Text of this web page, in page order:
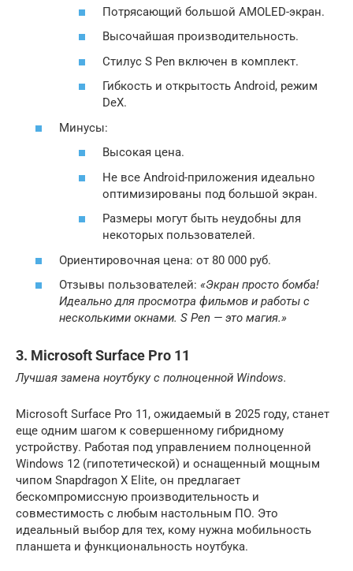
Потрясающий большой AMOLED-экран.
Высочайшая производительность.
Стилус S Pen включен в комплект.
Гибкость и открытость Android, режим
DeX.
Минусы:
Высокая цена.
Не все Android-приложения идеально
оптимизированы под большой экран.
Размеры могут быть неудобны для
некоторых пользователей.
Ориентировочная цена: от 80 000 руб.
Отзывы пользователей: «Экран просто бомба!
Идеально для просмотра фильмов и работы с
несколькими окнами. S Pen — это магия.»
3. Microsoft Surface Pro 11
Лучшая замена ноутбуку с полноценной Windows.
Microsoft Surface Pro 11, ожидаемый в 2025 году, станет
еще одним шагом к совершенному гибридному
устройству. Работая под управлением полноценной
Windows 12 (гипотетической) и оснащенный мощным
чипом Snapdragon X Elite, он предлагает
бескомпромиссную производительность и
совместимость с любым настольным ПО. Это
идеальный выбор для тех, кому нужна мобильность
планшета и функциональность ноутбука.